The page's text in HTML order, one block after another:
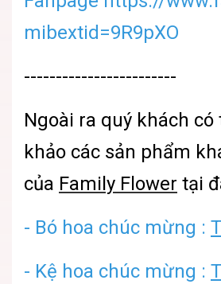
mibextid=9R9pXO
------------------------
Ngoài ra quý khách có
khảo các sản phẩm
của Family Flower tại
- Bó hoa chúc mừng :
- Kệ hoa chúc mừng :